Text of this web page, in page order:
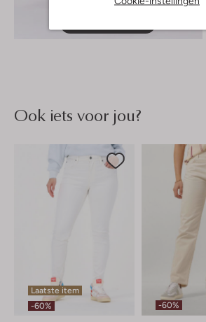
Ook iets voor jou?
Laatste item
-60%
-60%